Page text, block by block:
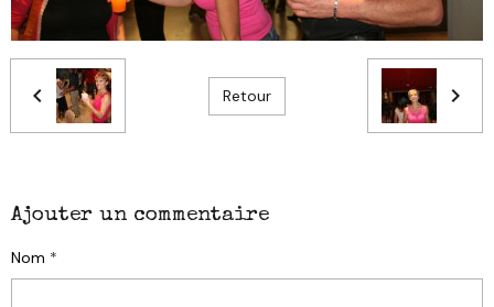
Retour
Ajouter un commentaire
Nom